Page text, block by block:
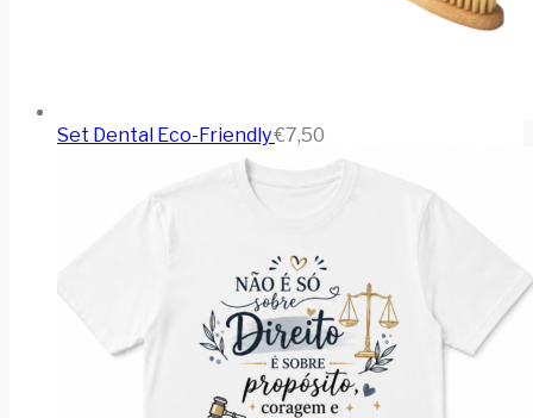
Set Dental Eco-Friendly€7,50